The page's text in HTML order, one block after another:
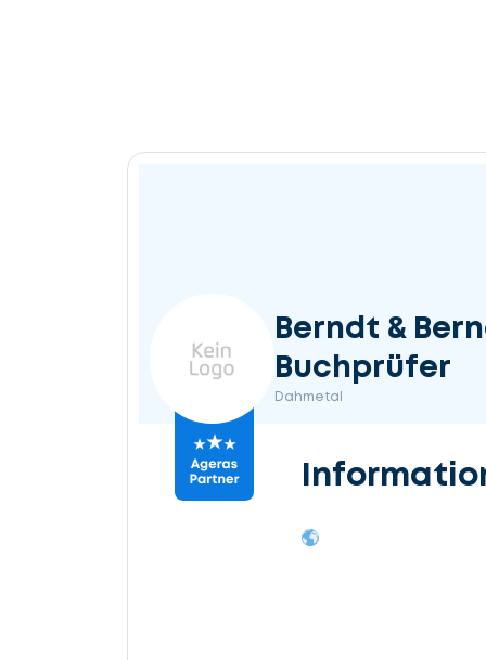
Berndt &
Buchprüfer
Dahmetal